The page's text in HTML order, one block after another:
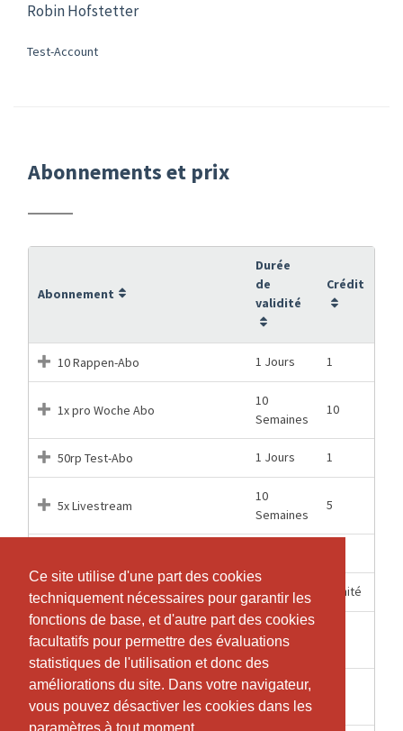
Ce site utilise d'une part des cookies
techniquement nécessaires pour garantir les
fonctions de base, et d'autre part des cookies
facultatifs pour permettre des évaluations
statistiques de l'utilisation et donc des
améliorations du site. Dans votre navigateur,
vous pouvez désactiver les cookies dans les
Ce site utilise d'une part des cookies
techniquement nécessaires pour garantir les
fonctions de base, et d'autre part des cookies
facultatifs pour permettre des évaluations
statistiques de l'utilisation et donc des
améliorations du site. Dans votre navigateur,
vous pouvez désactiver les cookies dans les
Robin Hofstetter
Test-Account
Abonnements et prix
Abonnement
Durée
de
validité
Crédit
10 Rappen-Abo 1 Jours 1
1x pro Woche Abo
10
Semaines
10
50rp Test-Abo 1 Jours 1
5x Livestream
10
Semaines
5
GA / 1x pro Tag 12 Mois Illimité
Good Evening Yoga
10
Semaines
Probetraining
10
Semaines